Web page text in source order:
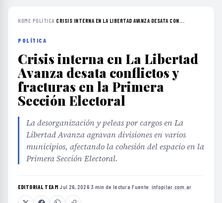
HOME›POLÍTICA›CRISIS INTERNA EN LA LIBERTAD AVANZA DESATA CON...
POLÍTICA
Crisis interna en La Libertad
Avanza desata conflictos y
fracturas en la Primera
Sección Electoral
La desorganización y peleas por cargos en La
Libertad Avanza agravan divisiones en varios
municipios, afectando la cohesión del espacio en la
Primera Sección Electoral.
EDITORIAL TEAM·Jul 26, 2026·3 min de lectura·Fuente: infopilar.com.ar